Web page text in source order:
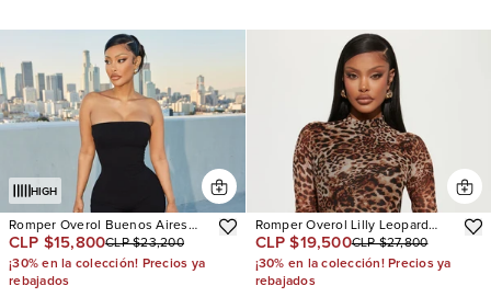
HIGH
Romper Overol Buenos Aires
Snatched
CLP $15,800CLP $23,200
¡30% en la colección! Precios ya
rebajados
Romper Overol Lilly Leopard
Mesh
CLP $19,500CLP $27,800
¡30% en la colección! Precios ya
rebajados